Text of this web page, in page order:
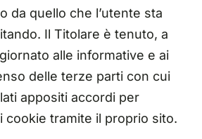
da quello che l’utente sta
Il Titolare è tenuto, a
alle informative e ai
delle terze parti con cui
appositi accordi per
cookie tramite il proprio sito.